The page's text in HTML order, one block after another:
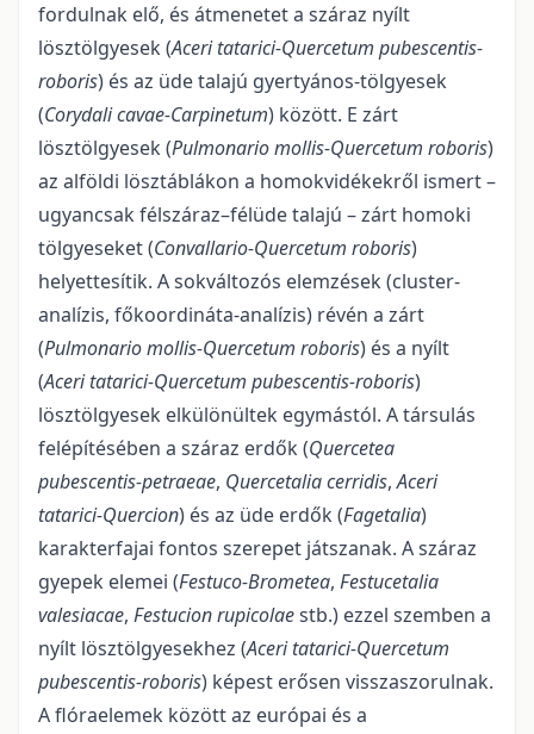
fordulnak elő, és átmenetet a száraz nyílt
lösztölgyesek (Aceri tatarici-Quercetum pubescentis-
ro­boris) és az üde talajú gyertyános-tölgyesek
(Corydali cavae-Carpinetum) között. E zárt
lösztölgyesek (Pul­monario mollis-Quercetum roboris)
az alföldi lösztáblákon a homokvidékekről ismert –
ugyancsak fél­szá­raz–félüde talajú – zárt homoki
tölgyeseket (Convallario-Quercetum roboris)
helyette­sítik. A sokvál­tozós elemzések (cluster-
analízis, főkoordináta-analízis) révén a zárt
(Pulmonario mollis-Quercetum robo­ris) és a nyílt
(Aceri tatarici-Quercetum pubescentis-roboris)
lösztölgyesek elkülönültek egymástól. A társu­lás
felépítésében a száraz erdők (Quercetea
pubescentis-petraeae, Quercetalia cerridis,Aceri
tatarici-Quercion) és az üde erdők (Fagetalia)
karakterfajai fontos szerepet játszanak. A száraz
gyepek elemei (Festuco-Brometea, Festucetalia
valesiacae, Festucion rupicolaestb.) ezzel szem­ben a
nyílt lösztölgyesek­hez (Aceri tatarici-Quercetum
pubescentis-roboris) képest erősen visszaszorul­nak.
A flóraelemek között az európai és a